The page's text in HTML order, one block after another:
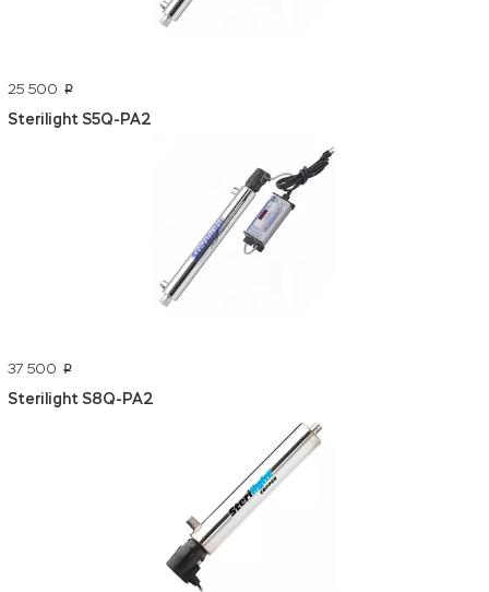
25 500 p
Sterilight S5Q-PA2
37 500 p
Sterilight S8Q-PA2